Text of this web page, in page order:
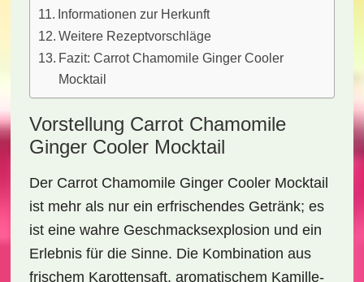
Informationen zur Herkunft
Weitere Rezeptvorschläge
Fazit: Carrot Chamomile Ginger Cooler
Mocktail
Vorstellung Carrot Chamomile
Ginger Cooler Mocktail
Der Carrot Chamomile Ginger Cooler Mocktail
ist mehr als nur ein erfrischendes Getränk; es
ist eine wahre Geschmacksexplosion und ein
Erlebnis für die Sinne. Die Kombination aus
frischem Karottensaft, aromatischem Kamille-